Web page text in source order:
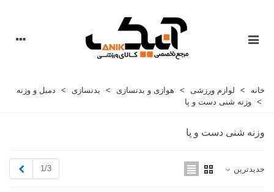
خانه > لوازم ورزشی > هوازی و بدنسازی > بدنسازی >
دمبل و وزنه
> وزنه شنی دست و پا
وزنه شنی دست و پا
جدیدترین 1/3